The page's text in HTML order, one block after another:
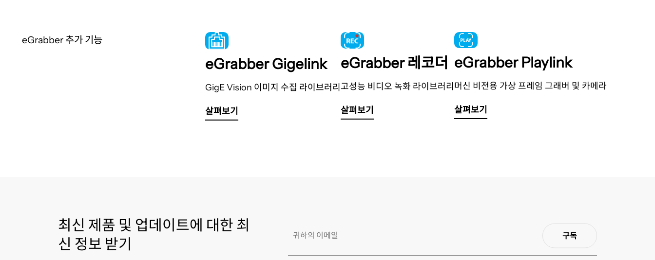
eGrabber 추가 기능
eGrabber Gigelink
GigE Vision 이미지 수집 라이브러리
살펴보기
eGrabber 레코더
고성능 비디오 녹화 라이브러리
살펴보기
eGrabber Playlink
머신 비전용 가상 프레임 그래버 및 카메라
살펴보기
최신 제품 및 업데이트에 대한 최
신 정보 받기
구독